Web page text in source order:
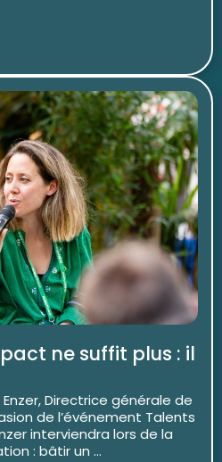
ne suffit plus : il
Directrice générale de
de l’événement Talents
interviendra lors de la
: bâtir un ...